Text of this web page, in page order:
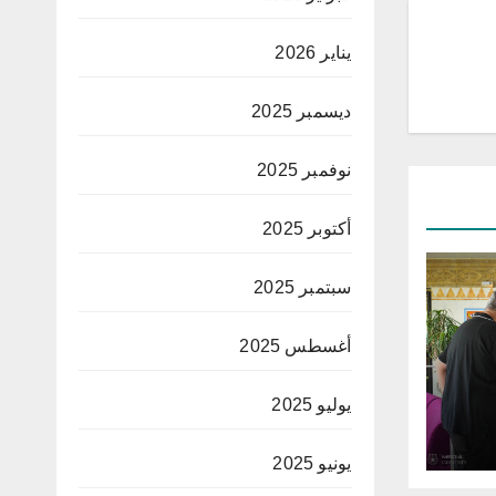
يناير 2026
ديسمبر 2025
نوفمبر 2025
أكتوبر 2025
سبتمبر 2025
أغسطس 2025
يوليو 2025
يونيو 2025